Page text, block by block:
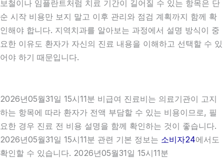
보철이나 임플란트처럼 치료 기간이 길어질 수 있는 항목은 단
순 시작 비용만 보지 말고 이후 관리와 점검 계획까지 함께 확
인해야 합니다. 지역치과를 알아보는 과정에서 설명 방식이 중
요한 이유도 환자가 자신의 진료 내용을 이해하고 선택할 수 있
어야 하기 때문입니다.
2026년05월31일 15시11분 비급여 진료비는 의료기관이 고지
하는 항목에 따라 환자가 전액 부담할 수 있는 비용이므로, 필
요한 경우 진료 전 비용 설명을 함께 확인하는 것이 좋습니다.
2026년05월31일 15시11분 관련 기본 정보는 소비자24에서도
확인할 수 있습니다. 2026년05월31일 15시11분